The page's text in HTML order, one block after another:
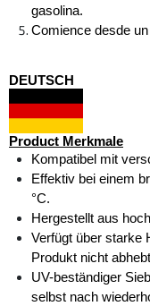
gasolina.
Comience desde
DEUTSCH
Product Merkmale
Kompatibel mit
Effektiv bei einem
°C.
Hergestellt aus
Verfügt über starke
Produkt nicht
UV-beständiger
selbst nach